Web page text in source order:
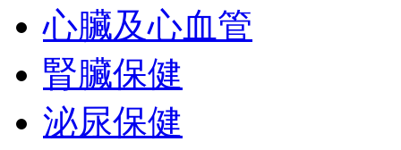
心臟及心血管
腎臟保健
泌尿保健